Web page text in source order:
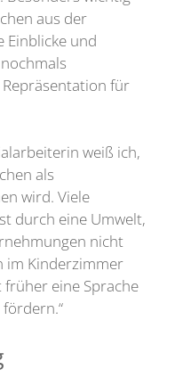
aus der
Einblicke und
für
weiß ich,
als
wird. Viele
durch eine Umwelt,
nicht
im Kinderzimmer
früher eine Sprache